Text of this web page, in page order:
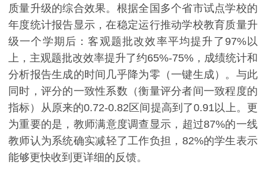
质量升级的综合效果。根据全国多个省市试点学校的
年度统计报告显示，在稳定运行推动学校教育质量升
级一个学期后：客观题批改效率平均提升了97%以
上，主观题批改效率提升了约65%-75%，成绩统计和
分析报告生成的时间几乎降为零（一键生成）。与此
同时，评分的一致性系数（衡量评分者间一致程度的
指标）从原来的0.72-0.82区间提高到了0.91以上。更
为重要的是，教师满意度调查显示，超过87%的一线
教师认为系统确实减轻了工作负担，82%的学生表示
能够更快收到更详细的反馈。